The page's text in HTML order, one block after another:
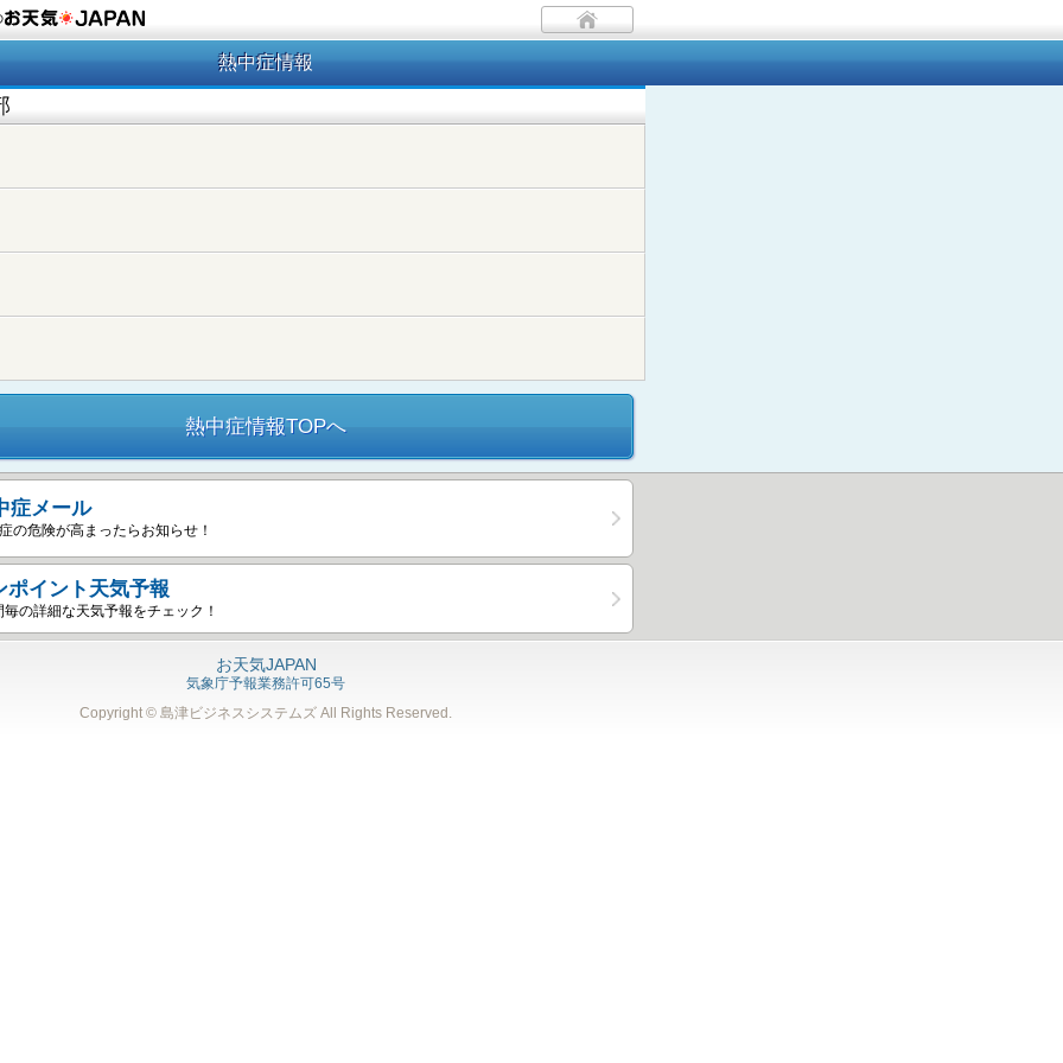
熱中症情報
熱中症情報TOPへ
症メール
の危険が高まったらお知らせ！
ポイント天気予報
毎の詳細な天気予報をチェック！
お天気JAPAN
気象庁予報業務許可65号
Copyright © 島津ビジネスシステムズ All Rights Reserved.